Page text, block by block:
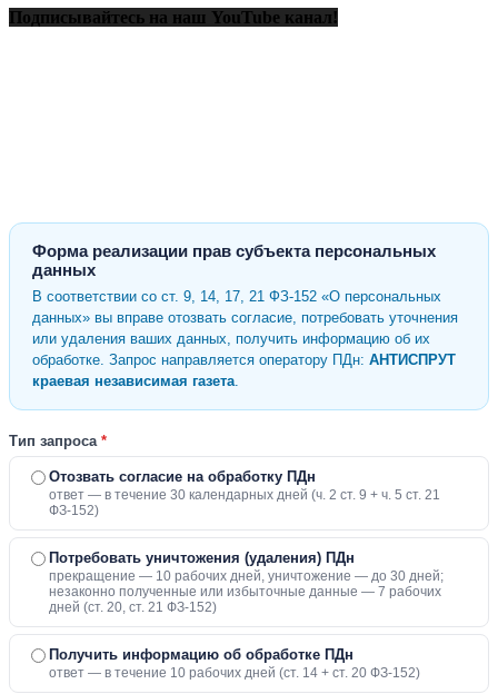
Подписывайтесь на наш YouTube канал!
Форма реализации прав субъекта персональных
данных
В соответствии со ст. 9, 14, 17, 21 ФЗ-152 «О персональных
данных» вы вправе отозвать согласие, потребовать уточнения
или удаления ваших данных, получить информацию об их
обработке. Запрос направляется оператору ПДн: АНТИСПРУТ
краевая независимая газета.
Тип запроса *
Отозвать согласие на обработку ПДн
ответ — в течение 30 календарных дней (ч. 2 ст. 9 + ч. 5 ст. 21
ФЗ-152)
Потребовать уничтожения (удаления) ПДн
прекращение — 10 рабочих дней, уничтожение — до 30 дней;
незаконно полученные или избыточные данные — 7 рабочих
дней (ст. 20, ст. 21 ФЗ-152)
Получить информацию об обработке ПДн
ответ — в течение 10 рабочих дней (ст. 14 + ст. 20 ФЗ-152)